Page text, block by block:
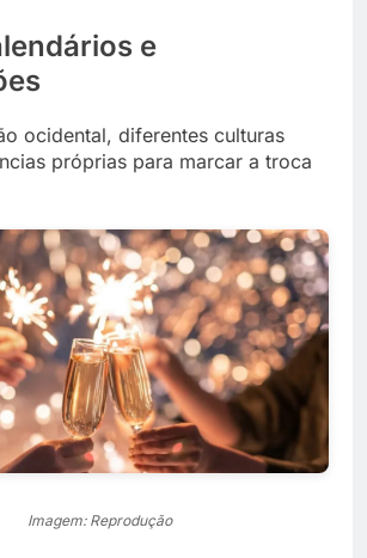
e
ocidental, diferentes culturas
próprias para marcar a troca
Imagem: Reprodução